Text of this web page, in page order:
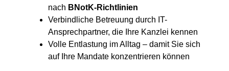
nach BNotK-Richtlinien
Verbindliche Betreuung durch IT-
Ansprechpartner, die Ihre Kanzlei kennen
Volle Entlastung im Alltag – damit Sie sich
auf Ihre Mandate konzentrieren können